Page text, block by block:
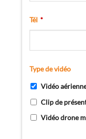
Tél *
Type de vidéo
Vidéo
Clip de
Vidéo drone